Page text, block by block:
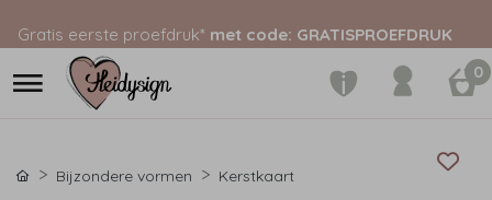
Gratis eerste proefdruk* met code: GRATISPROEFDRUK
0
Bijzondere vormen Kerstkaart